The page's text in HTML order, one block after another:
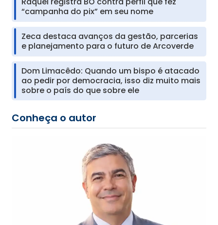
“campanha do pix” em seu nome
Zeca destaca avanços da gestão, parcerias
e planejamento para o futuro de Arcoverde
Dom Limacêdo: Quando um bispo é atacado
ao pedir por democracia, isso diz muito mais
sobre o país do que sobre ele
Conheça o autor